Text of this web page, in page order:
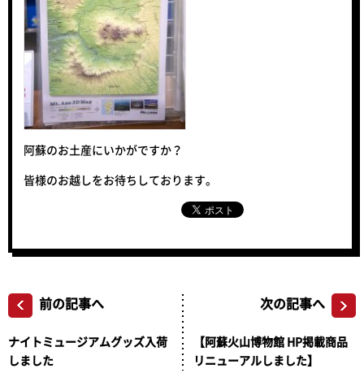
阿蘇のお土産にいかがですか？
皆様のお越しをお待ちしております。
前の記事へ
ナイトミュージアムグッズ入荷
しました
次の記事へ
【阿蘇火山博物館 HP掲載商品
リニューアルしました】